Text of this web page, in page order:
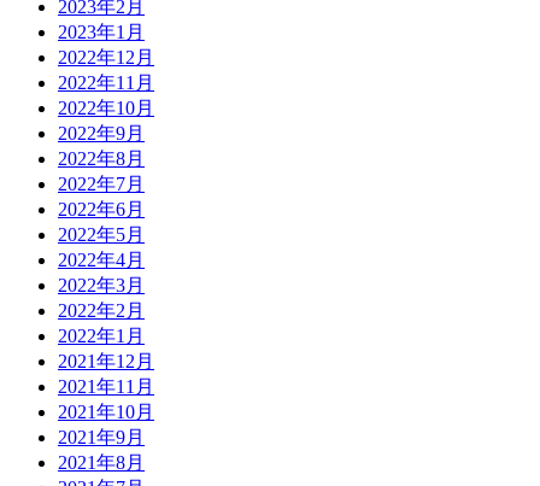
2023年2月
2023年1月
2022年12月
2022年11月
2022年10月
2022年9月
2022年8月
2022年7月
2022年6月
2022年5月
2022年4月
2022年3月
2022年2月
2022年1月
2021年12月
2021年11月
2021年10月
2021年9月
2021年8月